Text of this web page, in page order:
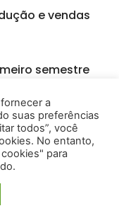
e vendas
semestre
de
Todos os Direitos
a
suas preferências
todos”, você
No entanto,
para